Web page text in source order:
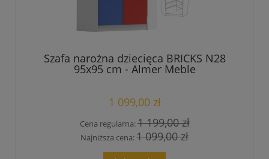
Szafa narożna dziecięca BRICKS N28
95x95 cm - Almer Meble
1 099,00 zł
Cena regularna:1 199,00 zł
Najniższa cena:1 099,00 zł